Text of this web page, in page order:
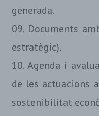
generada.
09. Documents
estratègic).
10. Agenda i
de les actuacions
sostenibilitat